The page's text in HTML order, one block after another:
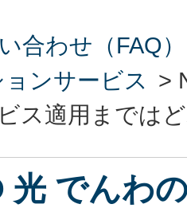
合わせ（FAQ）
ンサービス >
ス適用までは
光 でんわ